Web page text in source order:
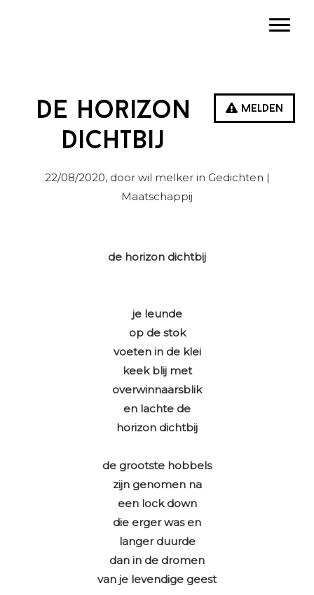
Melden
De horizon
dichtbij
22/08/2020, door wil melker in Gedichten |
Maatschappij
de horizon dichtbij
je leunde
op de stok
voeten in de klei
keek blij met
overwinnaarsblik
en lachte de
horizon dichtbij
de grootste hobbels
zijn genomen na
een lock down
die erger was en
langer duurde
dan in de dromen
van je levendige geest